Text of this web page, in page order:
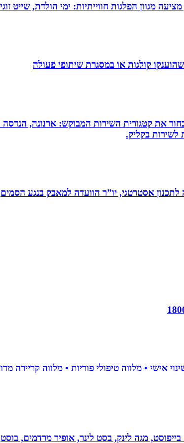
מגוון הפלגות חווייתיות: ימי הולדת, שייט
קולגות או במסגרת שיתופי פעולה
את קטגורית השירות המבוקש: ארנונה, הנדסה
לשירות בקליק.
אסטרטגי, יו”ר הוועדה למאבק בנגע
מגה לינק, בסט לינר, אופיר מרדמים,